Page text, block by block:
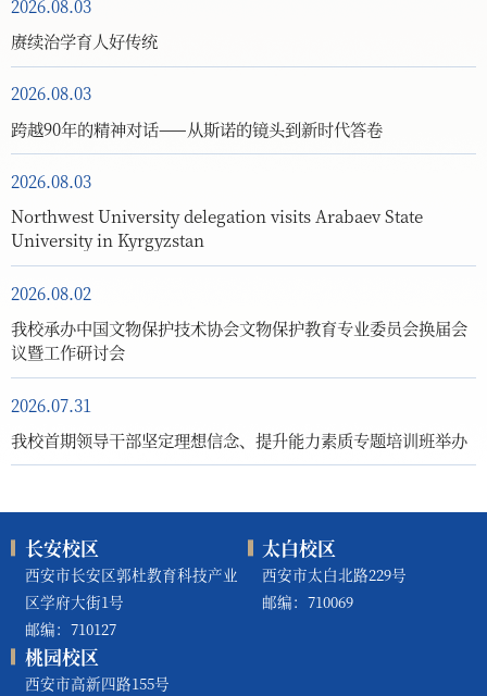
2026.08.03
赓续治学育人好传统
2026.08.03
跨越90年的精神对话——从斯诺的镜头到新时代答卷
2026.08.03
Northwest University delegation visits Arabaev State
University in Kyrgyzstan
2026.08.02
我校承办中国文物保护技术协会文物保护教育专业委员会换届会
议暨工作研讨会
2026.07.31
我校首期领导干部坚定理想信念、提升能力素质专题培训班举办
长安校区
西安市长安区郭杜教育科技产业
区学府大街1号
邮编：710127
太白校区
西安市太白北路229号
邮编：710069
桃园校区
西安市高新四路155号